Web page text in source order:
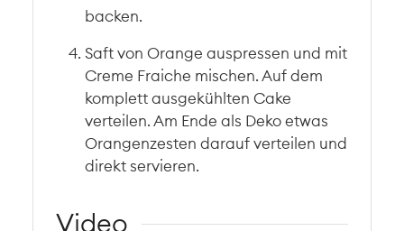
backen.
Saft von Orange auspressen und mit
Creme Fraiche mischen. Auf dem
komplett ausgekühlten Cake
verteilen. Am Ende als Deko etwas
Orangenzesten darauf verteilen und
direkt servieren.
Video